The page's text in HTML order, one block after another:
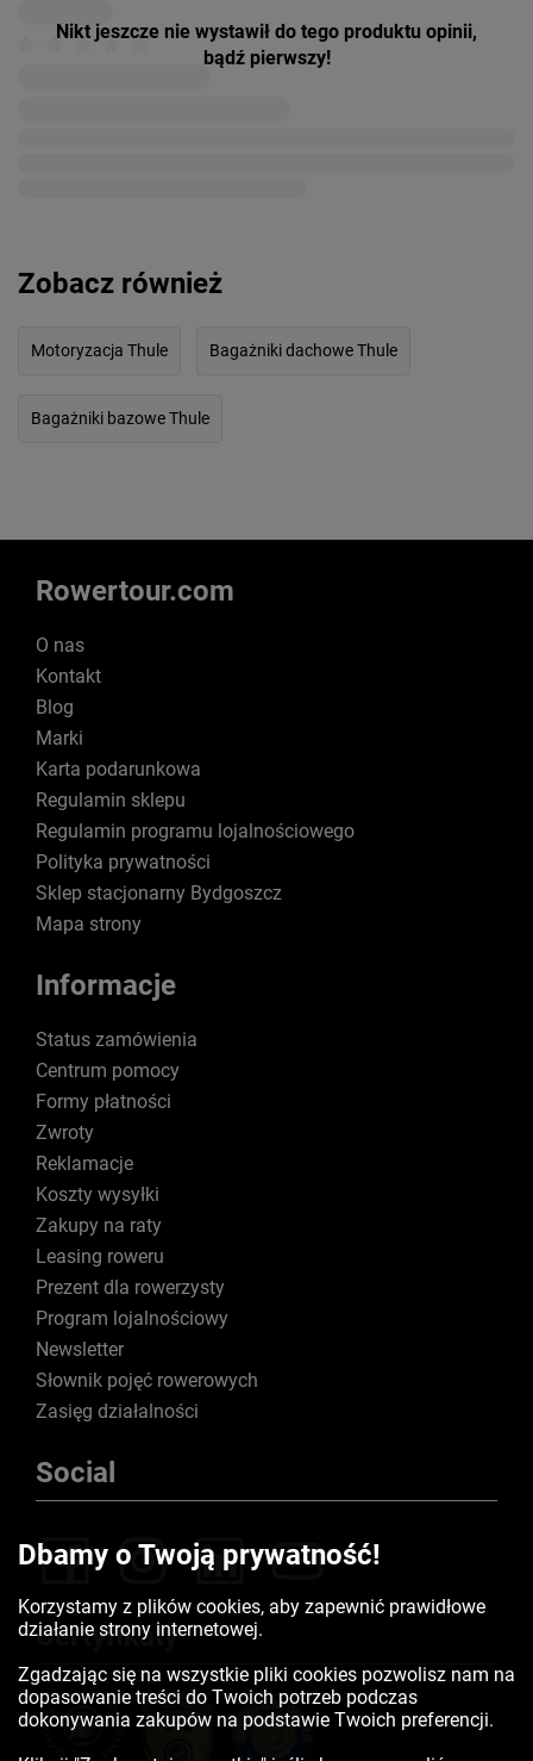
Nikt jeszcze nie wystawił do tego produktu opinii,
bądź pierwszy!
Zobacz również
Motoryzacja Thule Bagażniki dachowe Thule
Bagażniki bazowe Thule
Rowertour.com
O nas
Kontakt
Blog
Marki
Karta podarunkowa
Regulamin sklepu
Regulamin programu lojalnościowego
Polityka prywatności
Sklep stacjonarny Bydgoszcz
Mapa strony
Informacje
Status zamówienia
Centrum pomocy
Formy płatności
Zwroty
Reklamacje
Koszty wysyłki
Zakupy na raty
Leasing roweru
Prezent dla rowerzysty
Program lojalnościowy
Newsletter
Słownik pojęć rowerowych
Zasięg działalności
Social
Certyfikaty
Dbamy o Twoją prywatność!
Korzystamy z plików cookies, aby zapewnić prawidłowe
działanie strony internetowej.
Zgadzając się na wszystkie pliki cookies pozwolisz nam na
dopasowanie treści do Twoich potrzeb podczas
dokonywania zakupów na podstawie Twoich preferencji.